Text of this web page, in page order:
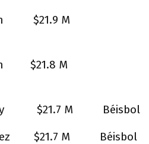
$21.9 M
$21.8 M
$21.7 M Béisbol
$21.7 M Béisbol